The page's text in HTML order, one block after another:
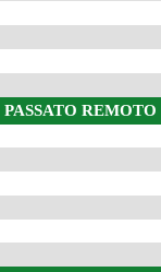
PASSATO REMOTO